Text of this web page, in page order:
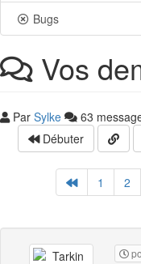
Bugs
Vos
Par Sylke
63
Débuter
1 2